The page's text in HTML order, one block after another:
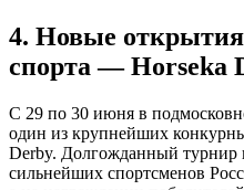
4. Новые
спорта — Horseka
С 29 по 30 июня в
один из крупнейших
Derby. Долгожданный турнир
сильнейших спортсменов